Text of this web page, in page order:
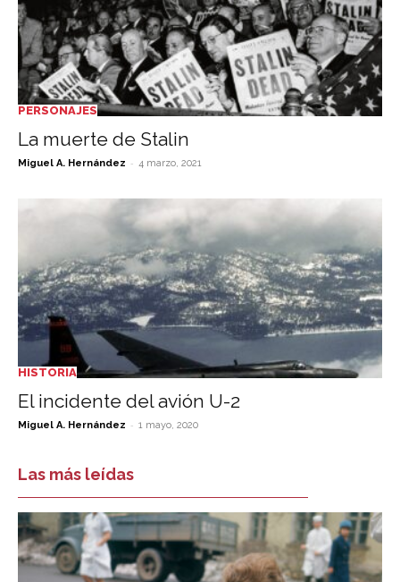
PERSONAJES
La muerte de Stalin
Miguel A. Hernández - 4 marzo, 2021
HISTORIA
El incidente del avión U-2
Miguel A. Hernández - 1 mayo, 2020
Las más leídas